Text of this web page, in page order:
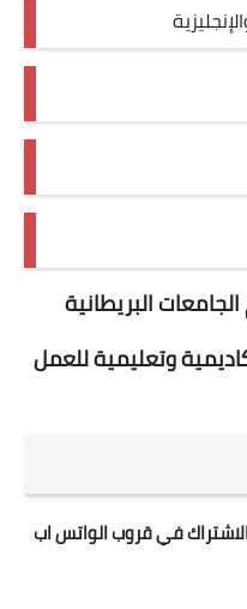
البريطانية
وتعليمية للعمل
في قروب الواتس اب